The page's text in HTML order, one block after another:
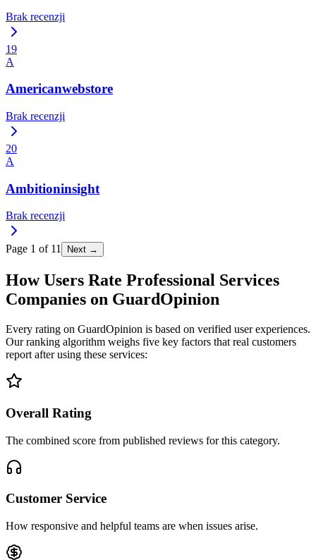
Brak recenzji
19
A
Americanwebstore
Brak recenzji
20
A
Ambitioninsight
Brak recenzji
Page 1 of 11 Next →
How Users Rate Professional Services
Companies on GuardOpinion
Every rating on GuardOpinion is based on verified user experiences.
Our ranking algorithm weighs five key factors that real customers
report after using these services:
Overall Rating
The combined score from published reviews for this category.
Customer Service
How responsive and helpful teams are when issues arise.